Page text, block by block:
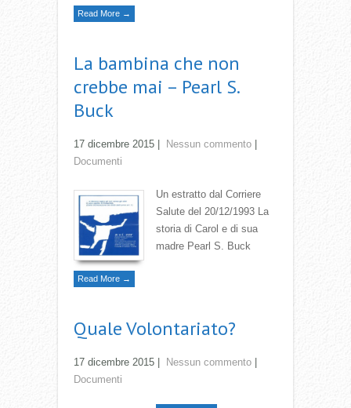
Read More →
La bambina che non
crebbe mai – Pearl S.
Buck
17 dicembre 2015 Nessun commento
Documenti
Un estratto dal Corriere
Salute del 20/12/1993 La
storia di Carol e di sua
madre Pearl S. Buck
Read More →
Quale Volontariato?
17 dicembre 2015 Nessun commento
Documenti